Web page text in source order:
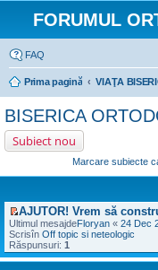
FORUMUL
FAQ
Prima pagină VIAŢA
BISERICA
Subiect nou
Marcare subiecte
V
e
z
i
u
AJUTOR! Vrem să
Ultimul mesajdeFloryan « 24 Dec
Scrisîn Off topic si neteologic
Răspunsuri: 1